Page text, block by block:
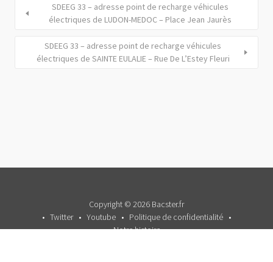
SDEEG 33 – adresse point de recharge véhicules
électriques de LUDON-MEDOC – Place Jean Jaurès
SDEEG 33 – adresse point de recharge véhicules
électriques de SAINTE EULALIE – Rue De L’Estey Fleuri
Copyright © 2026 Bacster.fr
Twitter
Youtube
Politique de confidentialité
Notre histoire